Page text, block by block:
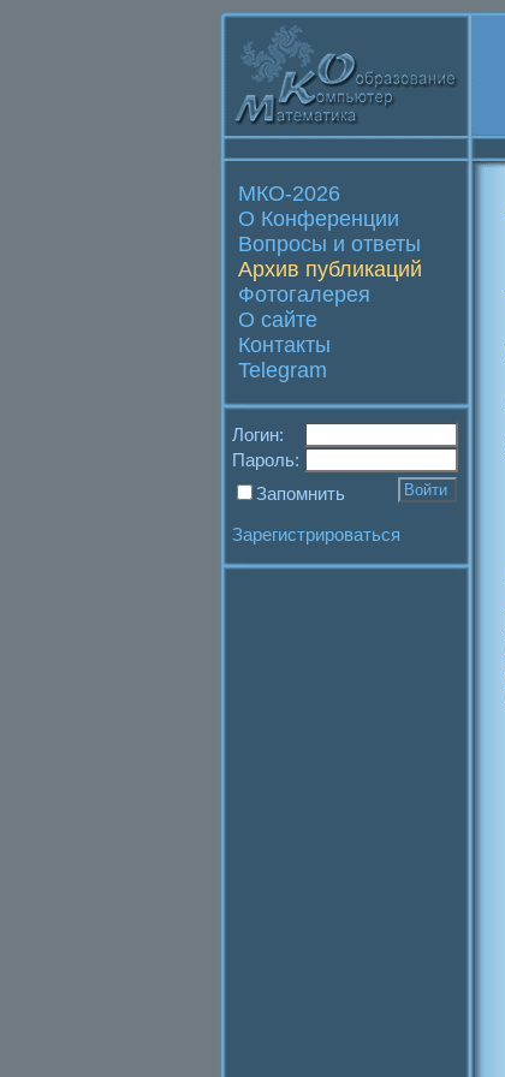
МКО-2026
О Конференции
Вопросы и ответы
Архив публикаций
Фотогалерея
О сайте
Контакты
Telegram
Логин:
Пароль:
Запомнить
Зарегистрироваться